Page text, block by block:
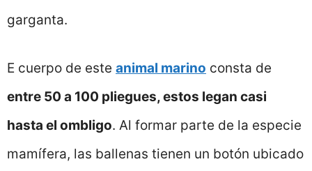
garganta.
E cuerpo de este animal marino consta de
entre 50 a 100 pliegues, estos legan casi
hasta el ombligo. Al formar parte de la especie
mamífera, las ballenas tienen un botón ubicado